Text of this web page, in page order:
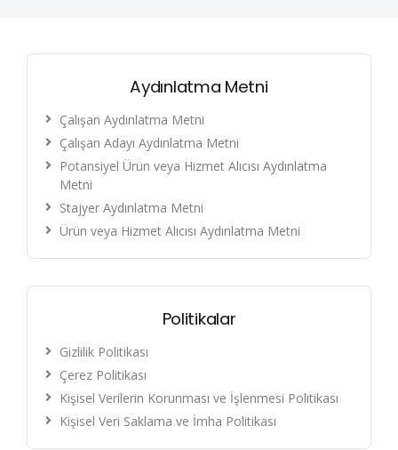
Aydınlatma Metni
Çalışan Aydınlatma Metni
Çalışan Adayı Aydınlatma Metni
Potansiyel Ürün veya Hizmet Alıcısı Aydınlatma
Metni
Stajyer Aydınlatma Metni
Ürün veya Hizmet Alıcısı Aydınlatma Metni
Politikalar
Gizlilik Politikası
Çerez Politikası
Kişisel Verilerin Korunması ve İşlenmesi Politikası
Kişisel Veri Saklama ve İmha Politikası